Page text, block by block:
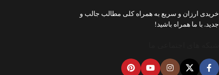
خریدی ارزان و سریع به همراه کلی مطالب جالب و
جدید. با ما همراه باشید!